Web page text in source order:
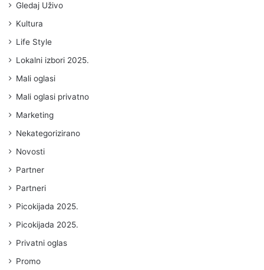
Gledaj Uživo
Kultura
Life Style
Lokalni izbori 2025.
Mali oglasi
Mali oglasi privatno
Marketing
Nekategorizirano
Novosti
Partner
Partneri
Picokijada 2025.
Picokijada 2025.
Privatni oglas
Promo